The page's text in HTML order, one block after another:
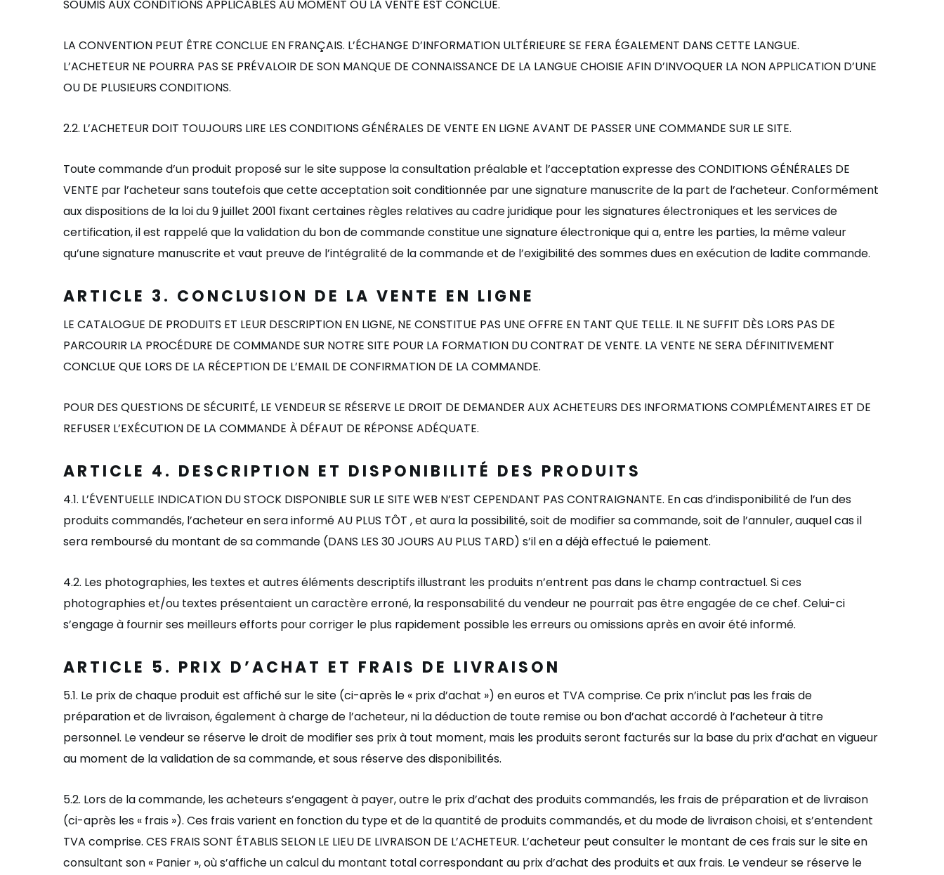
SOUMIS AUX CONDITIONS APPLICABLES AU MOMENT OÙ LA VENTE EST CONCLUE.
LA CONVENTION PEUT ÊTRE CONCLUE EN FRANÇAIS. L’ÉCHANGE D’INFORMATION ULTÉRIEURE SE FERA ÉGALEMENT DANS CETTE LANGUE.
L’ACHETEUR NE POURRA PAS SE PRÉVALOIR DE SON MANQUE DE CONNAISSANCE DE LA LANGUE CHOISIE AFIN D’INVOQUER LA NON APPLICATION D’UNE
OU DE PLUSIEURS CONDITIONS.
2.2. L’ACHETEUR DOIT TOUJOURS LIRE LES CONDITIONS GÉNÉRALES DE VENTE EN LIGNE AVANT DE PASSER UNE COMMANDE SUR LE SITE.
Toute commande d’un produit proposé sur le site suppose la consultation préalable et l’acceptation expresse des CONDITIONS GÉNÉRALES DE
VENTE par l’acheteur sans toutefois que cette acceptation soit conditionnée par une signature manuscrite de la part de l’acheteur. Conformément
aux dispositions de la loi du 9 juillet 2001 fixant certaines règles relatives au cadre juridique pour les signatures électroniques et les services de
certification, il est rappelé que la validation du bon de commande constitue une signature électronique qui a, entre les parties, la même valeur
qu’une signature manuscrite et vaut preuve de l’intégralité de la commande et de l’exigibilité des sommes dues en exécution de ladite commande.
ARTICLE 3. CONCLUSION DE LA VENTE EN LIGNE
LE CATALOGUE DE PRODUITS ET LEUR DESCRIPTION EN LIGNE, NE CONSTITUE PAS UNE OFFRE EN TANT QUE TELLE. IL NE SUFFIT DÈS LORS PAS DE
PARCOURIR LA PROCÉDURE DE COMMANDE SUR NOTRE SITE POUR LA FORMATION DU CONTRAT DE VENTE. LA VENTE NE SERA DÉFINITIVEMENT
CONCLUE QUE LORS DE LA RÉCEPTION DE L’EMAIL DE CONFIRMATION DE LA COMMANDE.
POUR DES QUESTIONS DE SÉCURITÉ, LE VENDEUR SE RÉSERVE LE DROIT DE DEMANDER AUX ACHETEURS DES INFORMATIONS COMPLÉMENTAIRES ET DE
REFUSER L’EXÉCUTION DE LA COMMANDE À DÉFAUT DE RÉPONSE ADÉQUATE.
ARTICLE 4. DESCRIPTION ET DISPONIBILITÉ DES PRODUITS
4.1. L’ÉVENTUELLE INDICATION DU STOCK DISPONIBLE SUR LE SITE WEB N’EST CEPENDANT PAS CONTRAIGNANTE. En cas d’indisponibilité de l’un des
produits commandés, l’acheteur en sera informéAU PLUS TÔT , et aura la possibilité, soit de modifier sa commande, soit de l’annuler, auquel cas il
sera remboursé du montant de sa commande (DANS LES 30 JOURS AU PLUS TARD) s’il en a déjà effectué le paiement.
4.2. Les photographies, les textes et autres éléments descriptifs illustrant les produits n’entrent pas dans le champ contractuel. Si ces
photographies et/ou textes présentaient un caractère erroné, la responsabilité du vendeur ne pourrait pas être engagée de ce chef. Celui-ci
s’engage à fournir ses meilleurs efforts pour corriger le plus rapidement possible les erreurs ou omissions après en avoir étéinformé.
ARTICLE 5. PRIX D’ACHAT ET FRAIS DE LIVRAISON
5.1. Le prix de chaque produit est affiché sur le site (ci-après le « prix d’achat ») en euros et TVA comprise. Ce prix n’inclut pas les frais de
préparation et de livraison, également à charge de l’acheteur, ni la déduction de toute remise ou bon d’achat accordé à l’acheteur à titre
personnel. Le vendeur se réserve le droit de modifier ses prix à tout moment, mais les produits seront facturés sur la base du prix d’achat en vigueur
au moment de la validation de sa commande, et sous réserve des disponibilités.
5.2. Lors de la commande, les acheteurs s’engagent à payer, outre le prix d’achat des produits commandés, les frais de préparation et de livraison
(ci-après les « frais »). Ces frais varient en fonction du type et de la quantité de produits commandés, et du mode de livraison choisi, et s’entendent
TVA comprise. CES FRAIS SONT ÉTABLIS SELON LE LIEU DE LIVRAISON DE L’ACHETEUR. L’acheteur peut consulter le montant de ces frais sur le site en
consultant son « Panier », oùs’affiche un calcul du montant total correspondant au prix d’achat des produits et aux frais. Le vendeur se réserve le